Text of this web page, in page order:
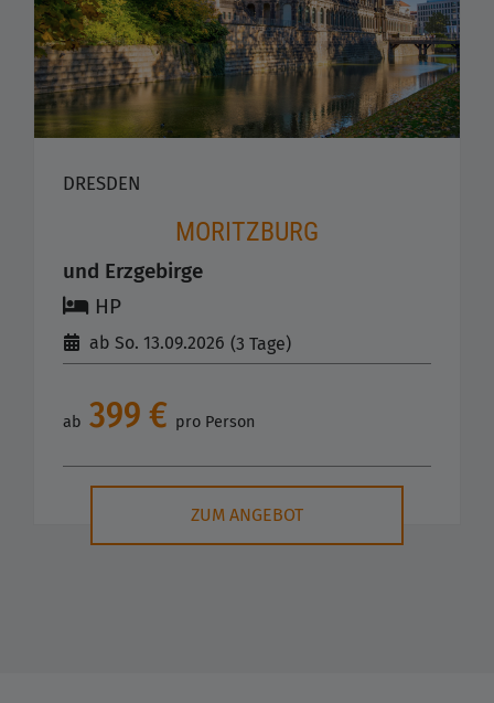
DRESDEN
MORITZBURG
und Erzgebirge
HP
ab So. 13.09.2026 (3 Tage)
ab 399 € pro Person
ZUM ANGEBOT